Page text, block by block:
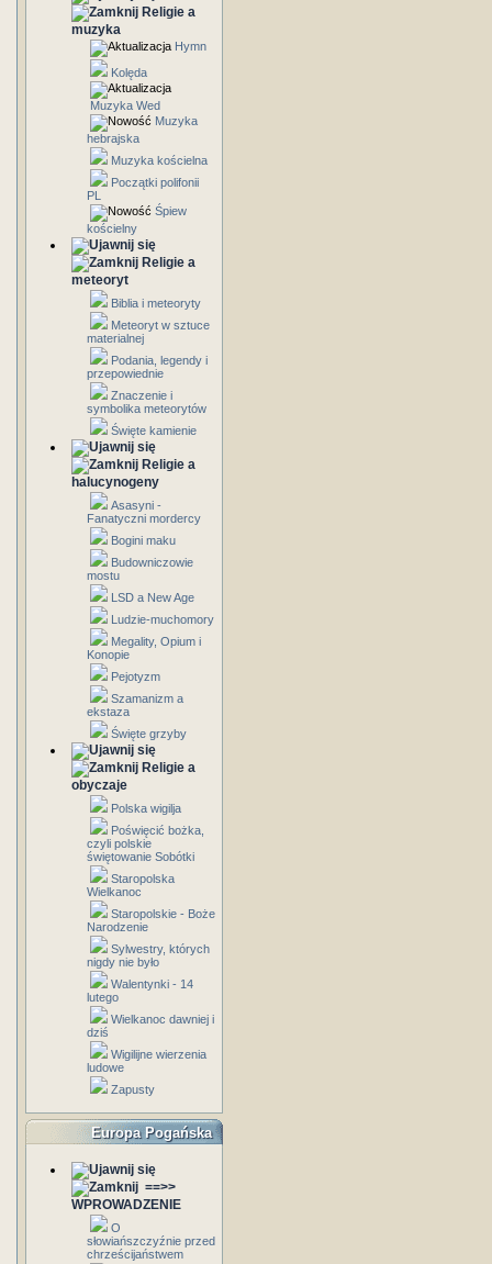
Religie a
muzyka
Hymn
Kolęda
Muzyka Wed
Muzyka
hebrajska
Muzyka kościelna
Początki polifonii
PL
Śpiew
kościelny
Religie a
meteoryt
Biblia i meteoryty
Meteoryt w sztuce
materialnej
Podania, legendy i
przepowiednie
Znaczenie i
symbolika meteorytów
Święte kamienie
Religie a
halucynogeny
Asasyni -
Fanatyczni mordercy
Bogini maku
Budowniczowie
mostu
LSD a New Age
Ludzie-muchomory
Megality, Opium i
Konopie
Pejotyzm
Szamanizm a
ekstaza
Święte grzyby
Religie a
obyczaje
Polska wigilja
Poświęcić bożka,
czyli polskie
świętowanie Sobótki
Staropolska
Wielkanoc
Staropolskie - Boże
Narodzenie
Sylwestry, których
nigdy nie było
Walentynki - 14
lutego
Wielkanoc dawniej i
dziś
Wigilijne wierzenia
ludowe
Zapusty
Europa Pogańska
==>>
WPROWADZENIE
O
słowiańszczyźnie przed
chrześcijaństwem